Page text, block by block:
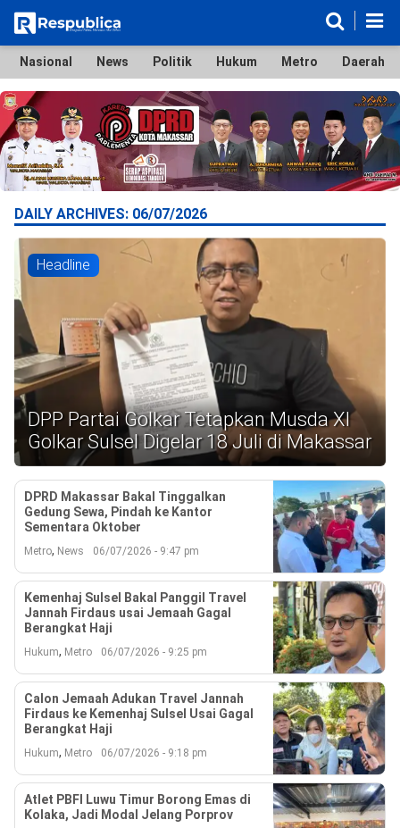
Nasional
News
Politik
Hukum
Metro
Daerah
Ekonomi & Bisnis
Lifestyle
Otomotif
Bola & Sport
Edukasi
Tokoh
Hiburan
©
Copyright
2026
Respublica
.
All
Right
Reserved
Nasional News Politik Hukum Metro Daerah
DAILY ARCHIVES: 06/07/2026
Headline
DPP Partai Golkar Tetapkan Musda XI
Golkar Sulsel Digelar 18 Juli di Makassar
DPRD Makassar Bakal Tinggalkan
Gedung Sewa, Pindah ke Kantor
Sementara Oktober
Metro, News 06/07/2026 - 9:47 pm
Kemenhaj Sulsel Bakal Panggil Travel
Jannah Firdaus usai Jemaah Gagal
Berangkat Haji
Hukum, Metro 06/07/2026 - 9:25 pm
Calon Jemaah Adukan Travel Jannah
Firdaus ke Kemenhaj Sulsel Usai Gagal
Berangkat Haji
Hukum, Metro 06/07/2026 - 9:18 pm
Atlet PBFI Luwu Timur Borong Emas di
Kolaka, Jadi Modal Jelang Porprov